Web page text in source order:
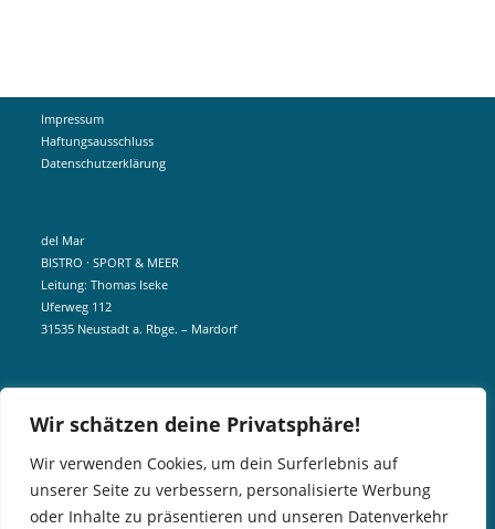
Wir schätzen deine Privatsphäre!
Wir verwenden Cookies, um dein Surferlebnis auf
unserer Seite zu verbessern, personalisierte Werbung
oder Inhalte zu präsentieren und unseren Datenverkehr
Impressum
Haftungsausschluss
Datenschutzerklärung
del Mar
BISTRO · SPORT & MEER
Leitung: Thomas Iseke
Uferweg 112
31535 Neustadt a. Rbge. – Mardorf
info@delmar-mardorf.de